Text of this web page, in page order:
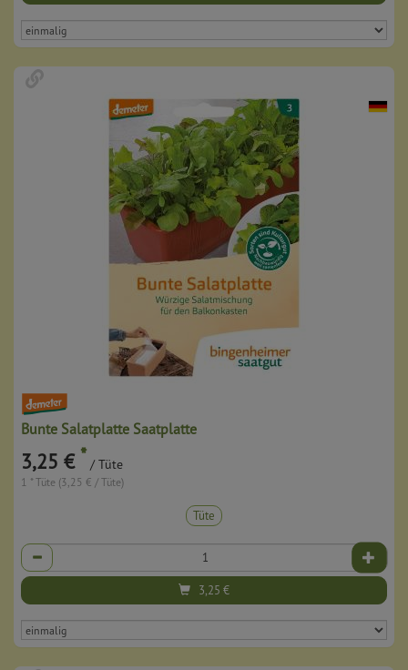
Bunte Salatplatte Saatplatte
3,25 € * / Tüte
1 * Tüte (3,25 € / Tüte)
Tüte
Anzahl
3,25 €